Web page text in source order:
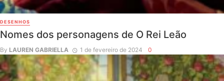
DESENHOS
Nomes dos personagens de O Rei Leão
By LAUREN GABRIELLA 1 de fevereiro de 2024 0